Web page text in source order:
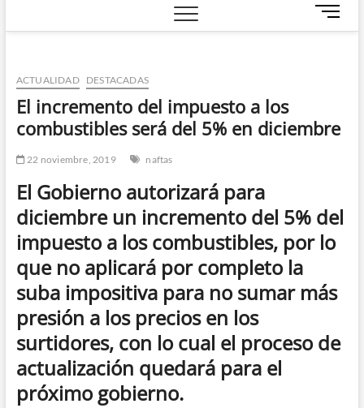
B
o
m
ACTUALIDAD DESTACADAS
El incremento del impuesto a los
combustibles será del 5% en diciembre
22 noviembre, 2019 naftas
El Gobierno autorizará para
diciembre un incremento del 5% del
impuesto a los combustibles, por lo
que no aplicará por completo la
suba impositiva para no sumar más
presión a los precios en los
surtidores, con lo cual el proceso de
actualización quedará para el
próximo gobierno.